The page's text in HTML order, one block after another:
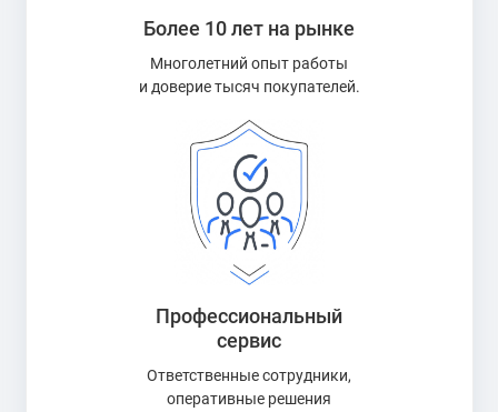
Более 10 лет на рынке
Многолетний опыт работы
и доверие тысяч покупателей.
Профессиональный
сервис
Ответственные сотрудники,
оперативные решения